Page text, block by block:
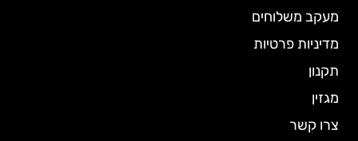
מעקב משלוחים
מדיניות פרטיות
תקנון
מגזין
צרו קשר